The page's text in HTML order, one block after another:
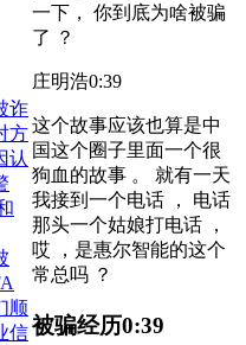
诈
方
认
顺
信
一下， 你到底为啥被骗
了 ？
庄明浩0:39
这个故事应该也算是中
国这个圈子里面一个很
狗血的故事 。 就有一天
我接到一个电话 ， 电话
那头一个姑娘打电话 ，
哎 ，是惠尔智能的这个
常总吗 ？
被骗经历0:39